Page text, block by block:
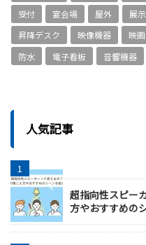
受付 宴会場 屋外 展
昇降デスク
映像機器 映画
防水
電子看板 音響機器
人気記事
超指向性スピー
方やおすすめの